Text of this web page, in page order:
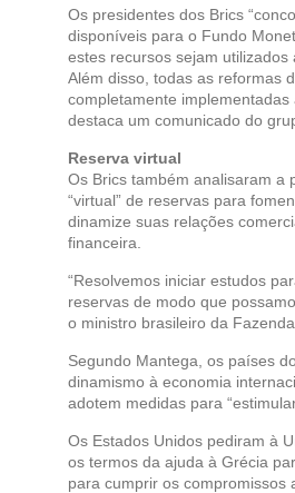
Os presidentes dos Brics
disponíveis para o Fundo
estes recursos sejam
Além disso, todas as reformas
completamente
destaca um comunicado do
Reserva virtual
Os Brics também analisaram a
“virtual” de reservas para
dinamize suas relações
financeira.
“Resolvemos iniciar estudos
reservas de modo que
o ministro brasileiro da
Segundo Mantega, os países
dinamismo à economia
adotem medidas para
Os Estados Unidos pediram à
os termos da ajuda à Grécia
para cumprir os compromissos